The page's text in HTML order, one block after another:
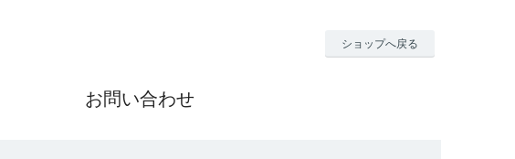
ショップへ戻る
お問い合わせ